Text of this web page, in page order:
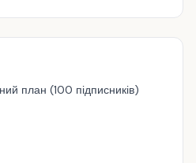
план (100 підписників)